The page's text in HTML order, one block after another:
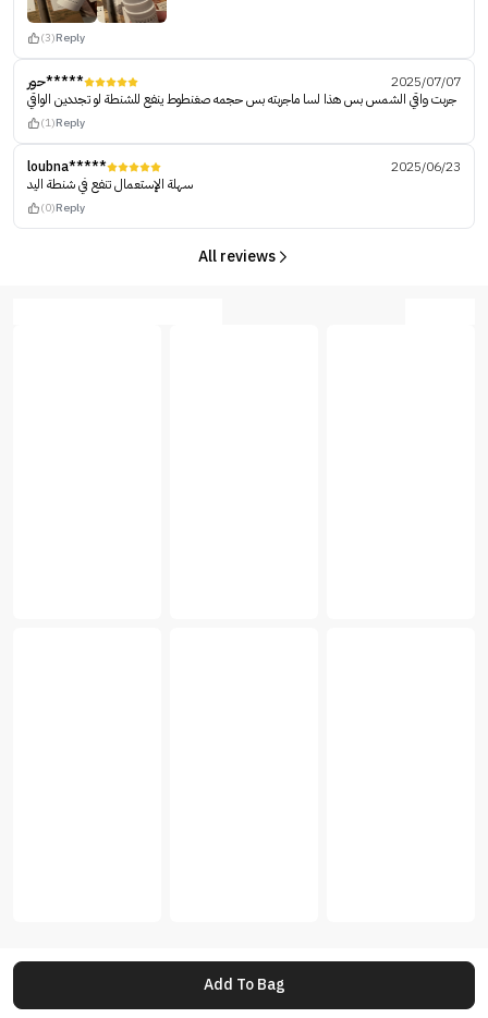
(3)Reply
حور*****
2025/07/07
جربت واقي الشمس بس هذا لسا ماجربته بس حجمه صغنطوط ينفع للشنطة لو تجددين الواقي
(1)Reply
loubna*****
2025/06/23
سهلة الإستعمال تنفع في شنطة اليد
(0)Reply
All reviews
Add To Bag